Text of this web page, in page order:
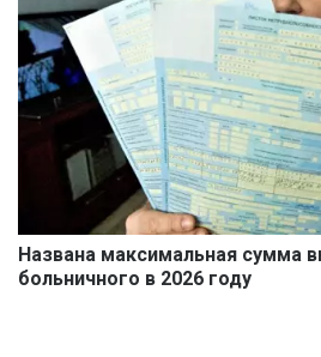
Названа максимальная сумма
больничного в 2026 году